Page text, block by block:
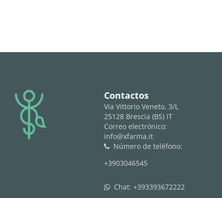
logo Contactos
Via Vittorio Veneto, 3/L
25128 Brescia (BS) IT
Correo electrónico:
info@xfarma.it
phone
Número de teléfono:
+3903046545
whatsapp Chat: +393393672222